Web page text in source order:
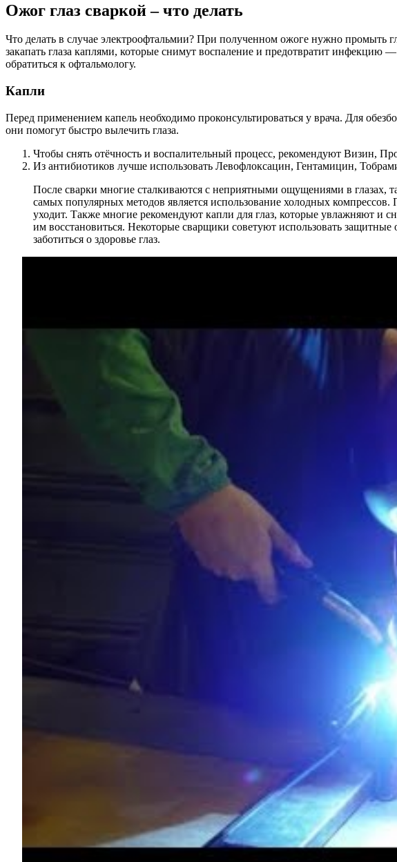
Ожог глаз сваркой – что делать
Что делать в случае электроофтальмии? При полученном ожоге нужно промыть
закапать глаза каплями, которые снимут воспаление и предотвратит
обратиться к офтальмологу.
Капли
Перед применением капель необходимо проконсультироваться у врача. Для
они помогут быстро вылечить глаза.
Чтобы снять отёчность и воспалительный процесс, рекомендуют Визин,
Из антибиотиков лучше использовать Левофлоксацин, Гентамицин,
После сварки многие сталкиваются с неприятными ощущениями в глазах,
самых популярных методов является использование холодных
уходит. Также многие рекомендуют капли для глаз, которые увлажняют и
им восстановиться. Некоторые сварщики советуют использовать
заботиться о здоровье глаз.